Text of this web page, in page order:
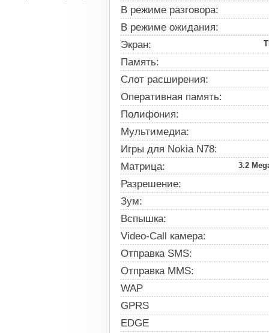
В режиме разговора:
В режиме ожидания:
Экран:
Память:
Слот расширения:
Оперативная память:
Полифония:
Мультимедиа:
Игры для Nokia N78:
Матрица:
3.2
Разрешение:
Зум:
Вспышка:
Video-Call камера:
Отправка SMS:
Отправка MMS:
WAP
GPRS
EDGE